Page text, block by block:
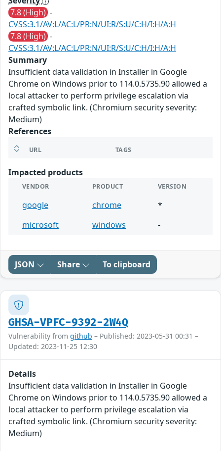
7.8 (High) -
CVSS:3.1/AV:L/AC:L/PR:N/UI:R/S:U/C:H/I:H/A:H
7.8 (High) -
CVSS:3.1/AV:L/AC:L/PR:N/UI:R/S:U/C:H/I:H/A:H
Summary
Insufficient data validation in Installer in Google
Chrome on Windows prior to 114.0.5735.90 allowed a
local attacker to perform privilege escalation via
crafted symbolic link. (Chromium security severity:
Medium)
References
URL TAGS
Impacted products
VENDOR PRODUCT VERSION
google chrome
*
microsoft
windows -
JSON Share To clipboard
GHSA-VPFC-9392-2W4Q
Vulnerability from github – Published: 2023-05-31 00:31 –
Updated: 2023-11-25 12:30
Details
Insufficient data validation in Installer in Google
Chrome on Windows prior to 114.0.5735.90 allowed a
local attacker to perform privilege escalation via
crafted symbolic link. (Chromium security severity:
Medium)